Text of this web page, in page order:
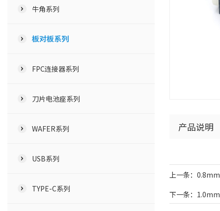
牛角系列
板对板系列
FPC连接器系列
刀片电池座系列
WAFER系列
USB系列
TYPE-C系列
产品说明
上一条：
下一条：